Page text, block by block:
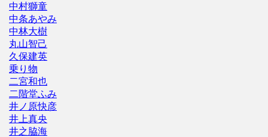
中村獅童
中条あやみ
中林大樹
丸山智己
久保建英
乗り物
二宮和也
二階堂ふみ
井ノ原快彦
井上真央
井之脇海